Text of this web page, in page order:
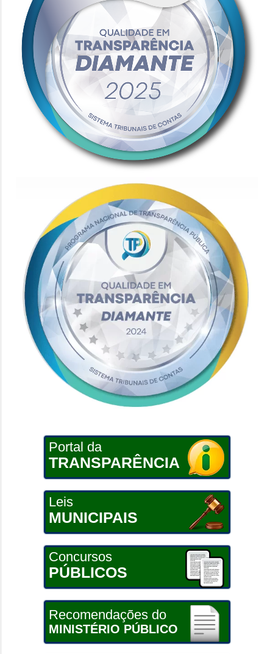
Portal da
TRANSPARÊNCIA
Leis
MUNICIPAIS
Concursos
PÚBLICOS
Recomendações do
MINISTÉRIO PÚBLICO